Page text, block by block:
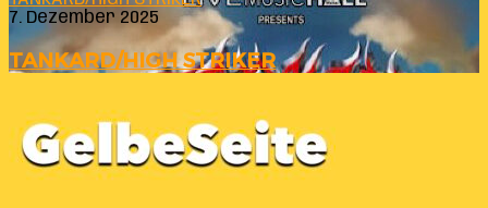
7. Dezember 2025
TANKARD/HIGH STRIKER